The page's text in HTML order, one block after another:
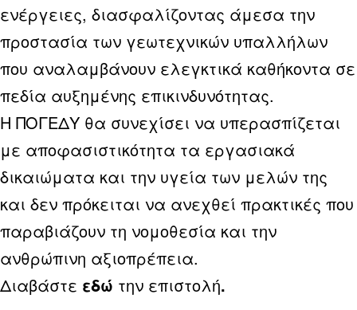
ενέργειες, διασφαλίζοντας άμεσα την
προστασία των γεωτεχνικών υπαλλήλων
που αναλαμβάνουν ελεγκτικά καθήκοντα σε
πεδία αυξημένης επικινδυνότητας.
Η ΠΟΓΕΔΥ θα συνεχίσει να υπερασπίζεται
με αποφασιστικότητα τα εργασιακά
δικαιώματα και την υγεία των μελών της
και δεν πρόκειται να ανεχθεί πρακτικές που
παραβιάζουν τη νομοθεσία και την
ανθρώπινη αξιοπρέπεια.
Διαβάστε εδώ την επιστολή.